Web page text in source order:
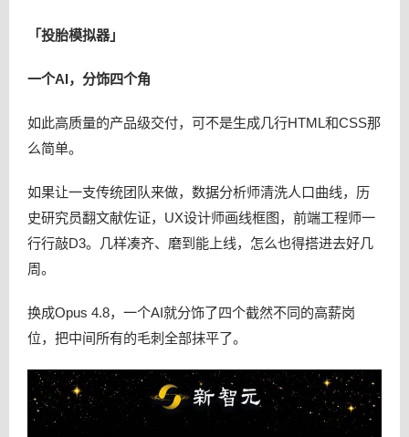
「投胎模拟器」
一个AI，分饰四个角
如此高质量的产品级交付，可不是生成几行HTML和CSS那
么简单。
如果让一支传统团队来做，数据分析师清洗人口曲线，历
史研究员翻文献佐证，UX设计师画线框图，前端工程师一
行行敲D3。几样凑齐、磨到能上线，怎么也得搭进去好几
周。
换成Opus 4.8，一个AI就分饰了四个截然不同的高薪岗
位，把中间所有的毛刺全部抹平了。